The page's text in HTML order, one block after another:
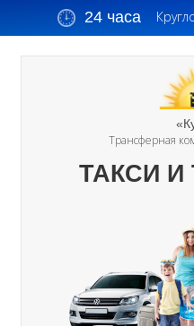
24 часа
Трансферная
ТАКСИ И